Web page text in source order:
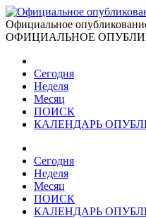
Официальное
ОФИЦИАЛЬНОЕ
Сегодня
Неделя
Месяц
ПОИСК
КАЛЕНДАРЬ
Сегодня
Неделя
Месяц
ПОИСК
КАЛЕНДАРЬ